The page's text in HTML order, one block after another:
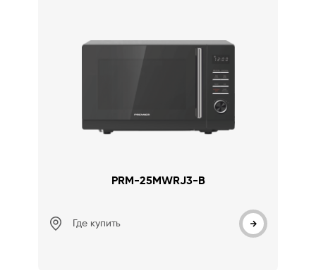
PRM-25MWRJ3-B
Где купить